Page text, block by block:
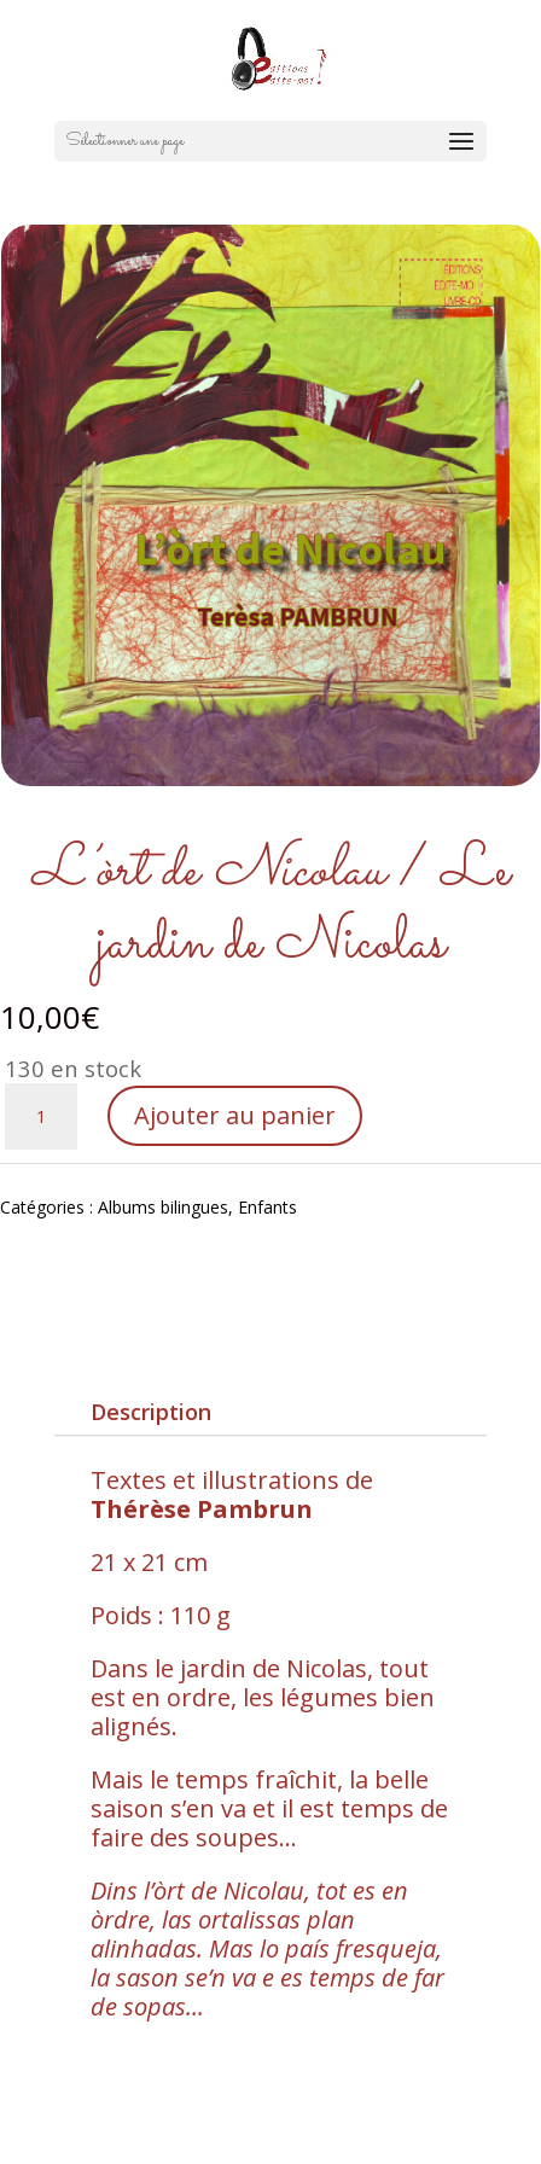
Sélectionner une page
L’òrt de Nicolau/ Le
jardin de Nicolas
10,00€
130 en stock
L'òrt
de
Nicolau
Ajouter au panier
Catégories : Albums bilingues, Enfants
Description
Textes et illustrations de
Thérèse Pambrun
21 x 21 cm
Poids : 110 g
Dans le jardin de Nicolas, tout
est en ordre, les légumes bien
alignés.
Mais le temps fraîchit, la belle
saison s’en va et il est temps de
faire des soupes...
Dins l’òrt de Nicolau, tot es en
òrdre, las ortalissas plan
alinhadas. Mas lo país fresqueja,
la sason se’n va e es temps de far
de sopas...